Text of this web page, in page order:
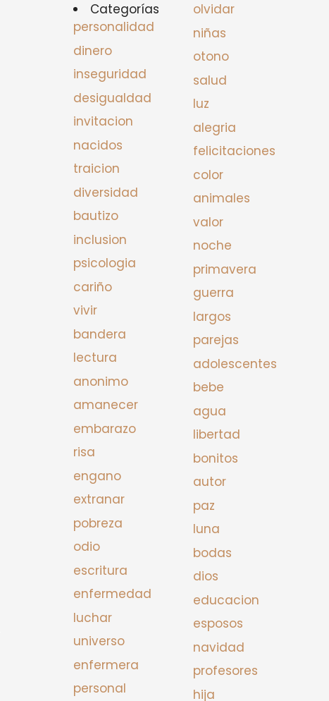
Categorías
personalidad
dinero
inseguridad
desigualdad
invitacion
nacidos
traicion
diversidad
bautizo
inclusion
psicologia
cariño
vivir
bandera
lectura
anonimo
amanecer
embarazo
risa
engano
extranar
pobreza
odio
escritura
enfermedad
luchar
universo
enfermera
personal
olvidar
niñas
otono
salud
luz
alegria
felicitaciones
color
animales
valor
noche
primavera
guerra
largos
parejas
adolescentes
bebe
agua
libertad
bonitos
autor
paz
luna
bodas
dios
educacion
esposos
navidad
profesores
hija